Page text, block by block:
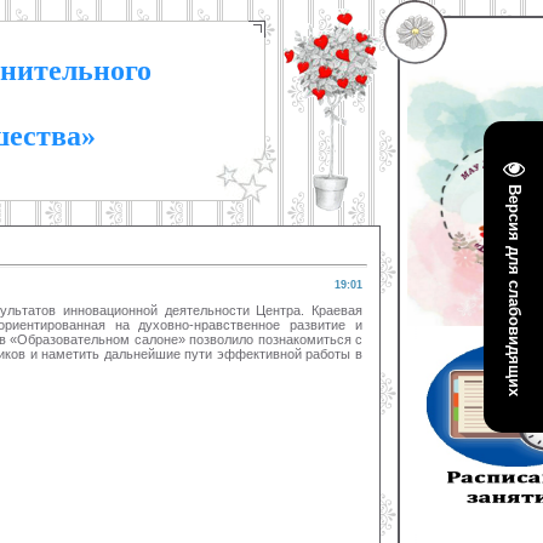
Версия для слабовидящих
19:01
инновационной деятельности Центра. Краевая
на духовно-нравственное развитие и
салоне» позволило познакомиться с
и наметить дальнейшие пути эффективной работы в